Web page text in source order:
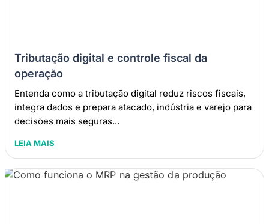
Tributação digital e controle fiscal da
operação
Entenda como a tributação digital reduz riscos fiscais,
integra dados e prepara atacado, indústria e varejo para
decisões mais seguras...
LEIA MAIS